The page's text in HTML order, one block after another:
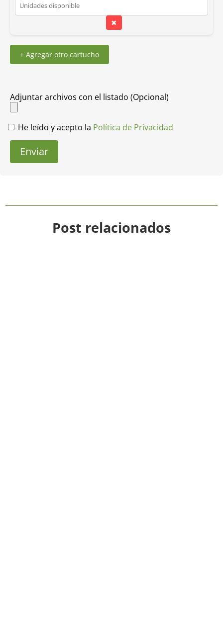
✖
+ Agregar otro cartucho
Adjuntar archivos con el listado (Opcional)
He leído y acepto la Política de Privacidad
Enviar
Post relacionados